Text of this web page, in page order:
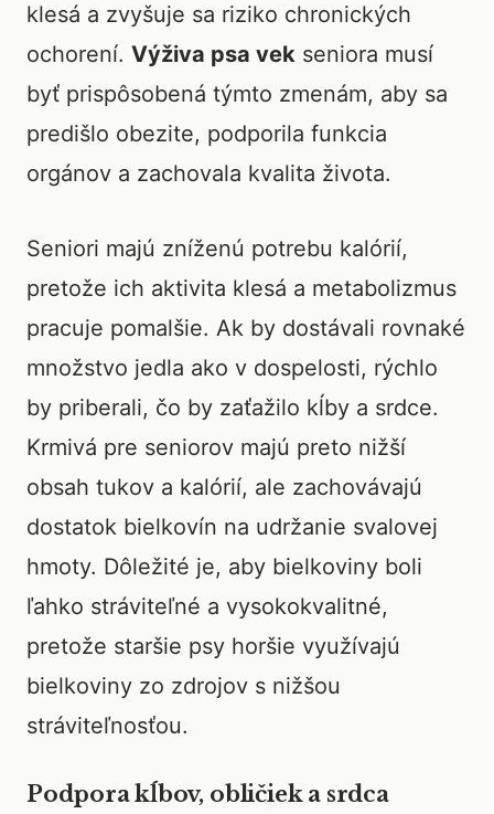
klesá a zvyšuje sa riziko chronických
ochorení. Výživa psa vek seniora musí
byť prispôsobená týmto zmenám, aby sa
predišlo obezite, podporila funkcia
orgánov a zachovala kvalita života.
Seniori majú zníženú potrebu kalórií,
pretože ich aktivita klesá a metabolizmus
pracuje pomalšie. Ak by dostávali rovnaké
množstvo jedla ako v dospelosti, rýchlo
by priberali, čo by zaťažilo kĺby a srdce.
Krmivá pre seniorov majú preto nižší
obsah tukov a kalórií, ale zachovávajú
dostatok bielkovín na udržanie svalovej
hmoty. Dôležité je, aby bielkoviny boli
ľahko stráviteľné a vysokokvalitné,
pretože staršie psy horšie využívajú
bielkoviny zo zdrojov s nižšou
stráviteľnosťou.
Podpora kĺbov, obličiek a srdca